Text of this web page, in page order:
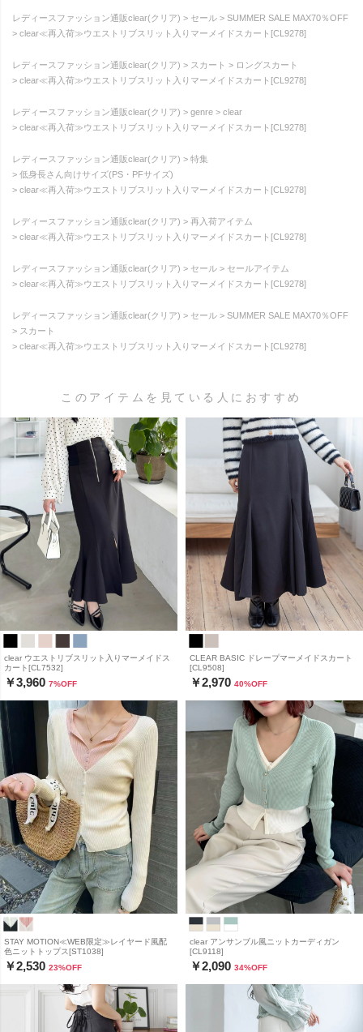
レディースファッション通販clear(クリア) セール
SUMMER SALE MAX70％OFF
clear≪再入荷≫ウエストリブスリット入りマーメイドスカート[CL9278]
レディースファッション通販clear(クリア) スカート
ロングスカート
clear≪再入荷≫ウエストリブスリット入りマーメイドスカート[CL9278]
レディースファッション通販clear(クリア) genre
clear
clear≪再入荷≫ウエストリブスリット入りマーメイドスカート[CL9278]
レディースファッション通販clear(クリア)
特集
低身長さん向けサイズ(PS・PFサイズ)
clear≪再入荷≫ウエストリブスリット入りマーメイドスカート[CL9278]
レディースファッション通販clear(クリア)
再入荷アイテム
clear≪再入荷≫ウエストリブスリット入りマーメイドスカート[CL9278]
レディースファッション通販clear(クリア) セール
セールアイテム
clear≪再入荷≫ウエストリブスリット入りマーメイドスカート[CL9278]
レディースファッション通販clear(クリア) セール
SUMMER SALE MAX70％OFF
スカート
clear≪再入荷≫ウエストリブスリット入りマーメイドスカート[CL9278]
このアイテムを見ている人におすすめ
clear ウエストリブスリット入りマーメイドス
カート[CL7532]
￥3,960 7%OFF
CLEAR BASIC ドレープマーメイドスカート
[CL9508]
￥2,970 40%OFF
STAY MOTION≪WEB限定≫レイヤード風配
色ニットトップス[ST1038]
￥2,530 23%OFF
clear アンサンブル風ニットカーディガン
[CL9118]
￥2,090 34%OFF